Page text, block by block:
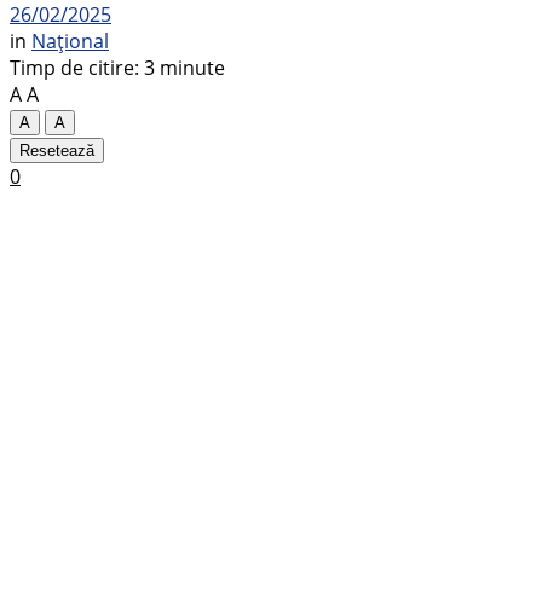
26/02/2025
in Național
Timp de citire: 3 minute
AA
A
A
Resetează
0